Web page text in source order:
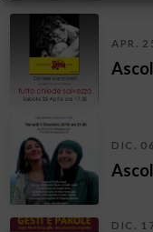
APR.
DIC.
DIC.